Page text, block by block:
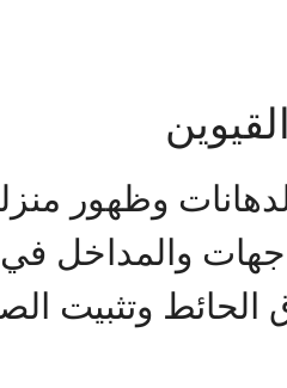
وظهور
والمداخل في
وتثبيت